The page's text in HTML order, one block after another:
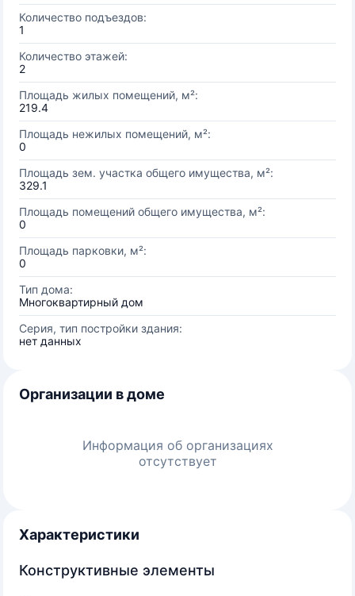
Количество подъездов:
1
Количество этажей:
2
Площадь жилых помещений, м²:
219.4
Площадь нежилых помещений, м²:
0
Площадь зем. участка общего имущества, м²:
329.1
Площадь помещений общего имущества, м²:
0
Площадь парковки, м²:
0
Тип дома:
Многоквартирный дом
Серия, тип постройки здания:
нет данных
Организации в доме
Информация об организациях
отсутствует
Характеристики
Конструктивные элементы